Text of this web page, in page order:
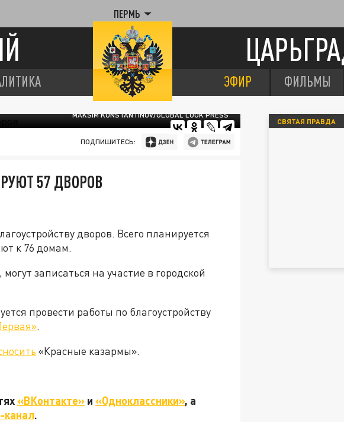
ПЕРМЬ
ЭФИР ФИЛЬМЫ
MAKSIM KONSTANTINOV/GLOBAL LOOK PRESS
ПОДПИШИТЕСЬ:
57 ДВОРОВ
дворов. Всего планируется
к 76 домам.
записаться на участие в городской
провести работы по благоустройству
.
«Красные казармы».
«ВКонтакте» и «Одноклассники», а
канал.
СВЯТАЯ ПРАВДА